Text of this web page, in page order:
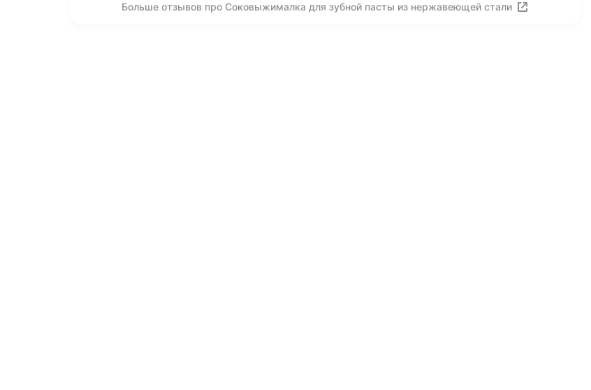
Больше отзывов про Соковыжималка для зубной пасты из нержавеющей стали